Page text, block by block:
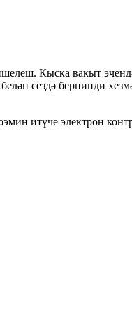
Кыска вакыт
сездә бернинди
итүче электрон